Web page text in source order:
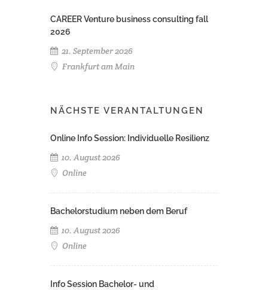
CAREER Venture business consulting fall
2026
21. September 2026
Frankfurt am Main
NÄCHSTE VERANTALTUNGEN
Online Info Session: Individuelle Resilienz
10. August 2026
Online
Bachelorstudium neben dem Beruf
10. August 2026
Online
Info Session Bachelor- und